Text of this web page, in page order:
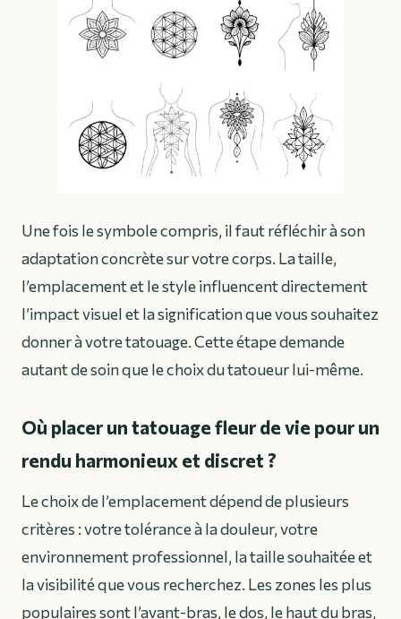
Une fois le symbole compris, il faut réfléchir à son
adaptation concrète sur votre corps. La taille,
l’emplacement et le style influencent directement
l’impact visuel et la signification que vous souhaitez
donner à votre tatouage. Cette étape demande
autant de soin que le choix du tatoueur lui-même.
Où placer un tatouage fleur de vie pour un
rendu harmonieux et discret ?
Le choix de l’emplacement dépend de plusieurs
critères : votre tolérance à la douleur, votre
environnement professionnel, la taille souhaitée et
la visibilité que vous recherchez. Les zones les plus
populaires sont l’avant-bras, le dos, le haut du bras,